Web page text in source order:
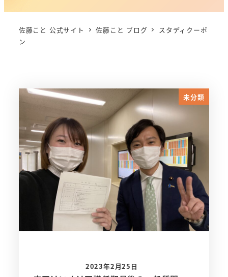
佐藤こと 公式サイト 佐藤こと ブログ
スタディクーポ
ン
未分類
2023年2月25日